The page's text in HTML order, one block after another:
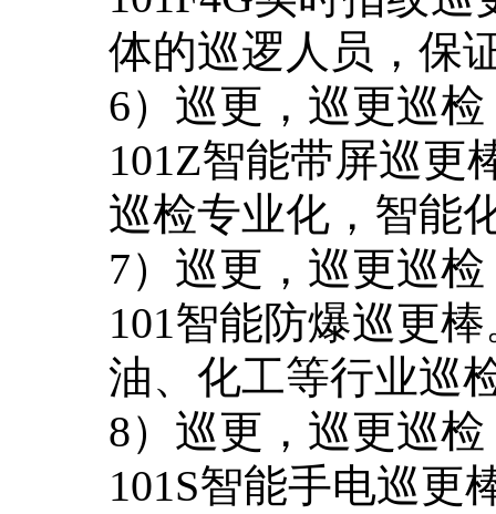
体的巡逻人员，保
6）巡更，巡更巡
101Z智能带屏巡更
巡检专业化，智能
7）巡更，巡更巡
101智能防爆巡更
油、化工等行业巡
8）巡更，巡更巡
101S智能手电巡更